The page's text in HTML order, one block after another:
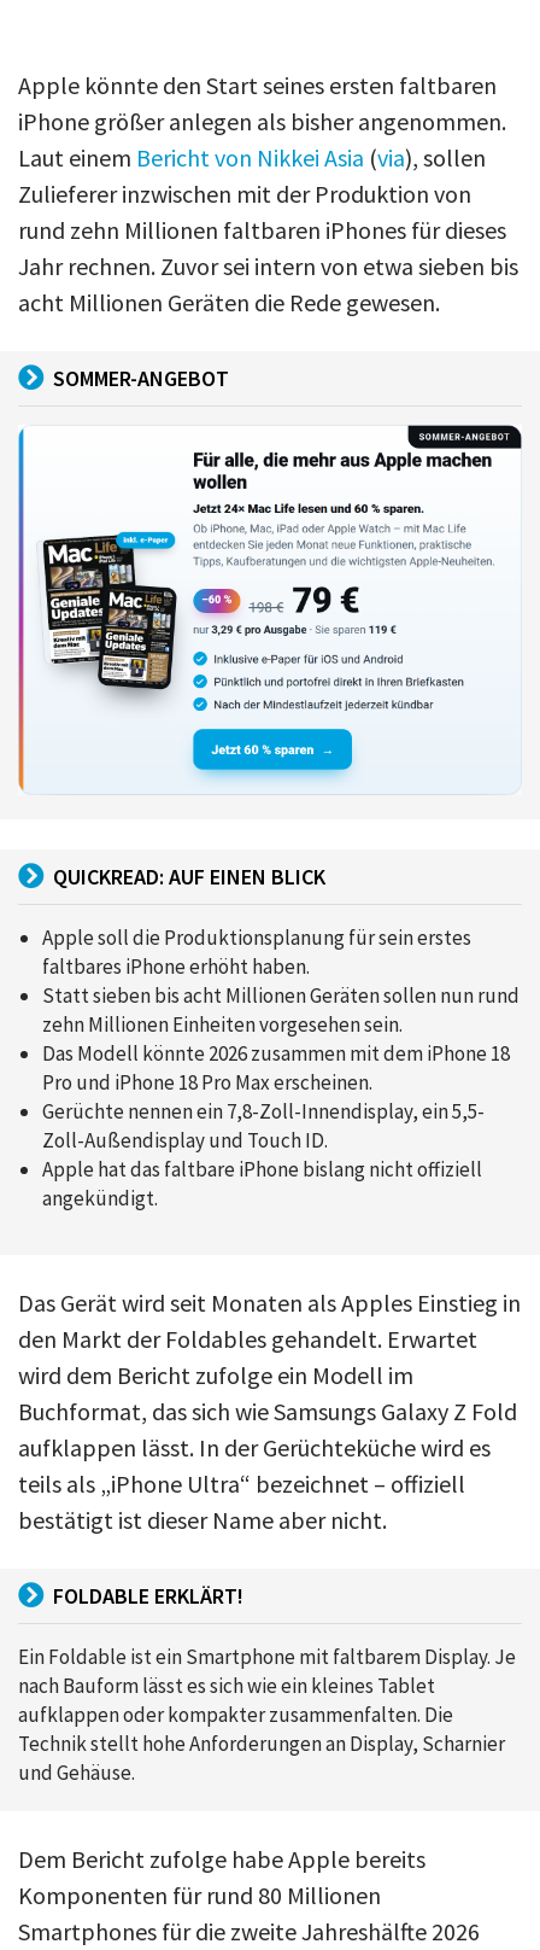
Apple könnte den Start seines ersten faltbaren
iPhone größer anlegen als bisher angenommen.
Laut einem Bericht von Nikkei Asia (via), sollen
Zulieferer inzwischen mit der Produktion von
rund zehn Millionen faltbaren iPhones für dieses
Jahr rechnen. Zuvor sei intern von etwa sieben bis
acht Millionen Geräten die Rede gewesen.
SOMMER-ANGEBOT
QUICKREAD: AUF EINEN BLICK
Apple soll die Produktionsplanung für sein erstes
faltbares iPhone erhöht haben.
Statt sieben bis acht Millionen Geräten sollen nun rund
zehn Millionen Einheiten vorgesehen sein.
Das Modell könnte 2026 zusammen mit dem iPhone 18
Pro und iPhone 18 Pro Max erscheinen.
Gerüchte nennen ein 7,8-Zoll-Innendisplay, ein 5,5-
Zoll-Außendisplay und Touch ID.
Apple hat das faltbare iPhone bislang nicht offiziell
angekündigt.
Das Gerät wird seit Monaten als Apples Einstieg in
den Markt der Foldables gehandelt. Erwartet
wird dem Bericht zufolge ein Modell im
Buchformat, das sich wie Samsungs Galaxy Z Fold
aufklappen lässt. In der Gerüchteküche wird es
teils als „iPhone Ultra“ bezeichnet – offiziell
bestätigt ist dieser Name aber nicht.
FOLDABLE ERKLÄRT!
Ein Foldable ist ein Smartphone mit faltbarem Display. Je
nach Bauform lässt es sich wie ein kleines Tablet
aufklappen oder kompakter zusammenfalten. Die
Technik stellt hohe Anforderungen an Display, Scharnier
und Gehäuse.
Dem Bericht zufolge habe Apple bereits
Komponenten für rund 80 Millionen
Smartphones für die zweite Jahreshälfte 2026